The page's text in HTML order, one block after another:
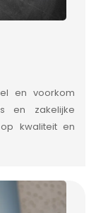
en voorkom
en zakelijke
kwaliteit en